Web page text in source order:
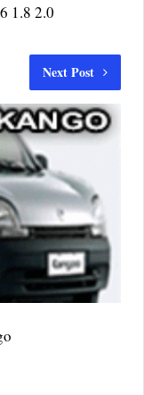
1.8 2.0
Next Post